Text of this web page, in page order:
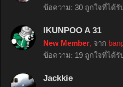
ข้อความ: 30 ถูกใจที่ได้รั
IKUNPOO A 31
New Member, จาก
ข้อความ: 19 ถูกใจที่ได้รั
Jackkie